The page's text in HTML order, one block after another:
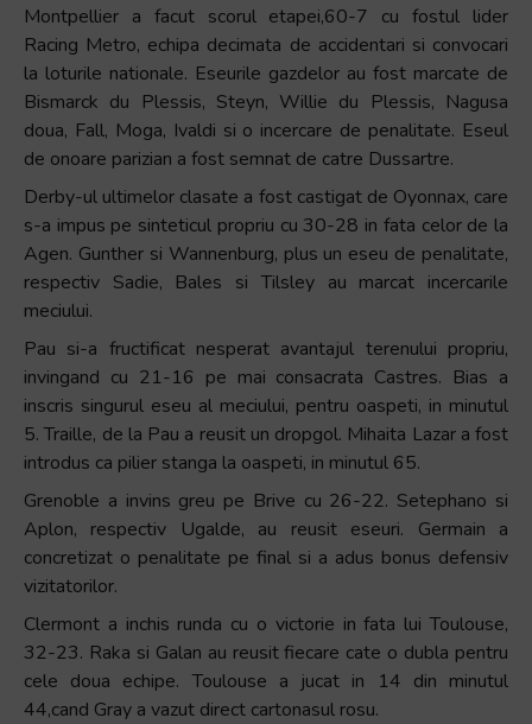
Montpellier a facut scorul etapei,60-7 cu fostul lider
Racing Metro, echipa decimata de accidentari si convocari
la loturile nationale. Eseurile gazdelor au fost marcate de
Bismarck du Plessis, Steyn, Willie du Plessis, Nagusa
doua, Fall, Moga, Ivaldi si o incercare de penalitate. Eseul
de onoare parizian a fost semnat de catre Dussartre.
Derby-ul ultimelor clasate a fost castigat de Oyonnax, care
s-a impus pe sinteticul propriu cu 30-28 in fata celor de la
Agen. Gunther si Wannenburg, plus un eseu de penalitate,
respectiv Sadie, Bales si Tilsley au marcat incercarile
meciului.
Pau si-a fructificat nesperat avantajul terenului propriu,
invingand cu 21-16 pe mai consacrata Castres. Bias a
inscris singurul eseu al meciului, pentru oaspeti, in minutul
5. Traille, de la Pau a reusit un dropgol. Mihaita Lazar a fost
introdus ca pilier stanga la oaspeti, in minutul 65.
Grenoble a invins greu pe Brive cu 26-22. Setephano si
Aplon, respectiv Ugalde, au reusit eseuri. Germain a
concretizat o penalitate pe final si a adus bonus defensiv
vizitatorilor.
Clermont a inchis runda cu o victorie in fata lui Toulouse,
32-23. Raka si Galan au reusit fiecare cate o dubla pentru
cele doua echipe. Toulouse a jucat in 14 din minutul
44,cand Gray a vazut direct cartonasul rosu.